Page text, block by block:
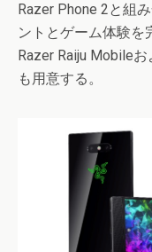
Razer Phone 2と組
ントとゲーム体験を
Razer Raiju Mobileお
も用意する。